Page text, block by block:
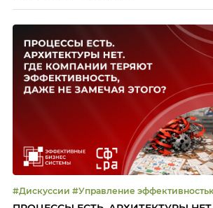
#Дискуссии #Управление